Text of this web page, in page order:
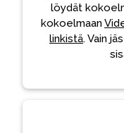
löydät
kokoelmaan
linkistä. Vain